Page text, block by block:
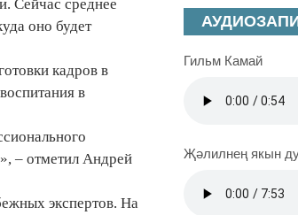
Сейчас среднее
оно будет
кадров в
в
– отметил Андрей
экспертов. На
Гильм Камай
Җәлилнең якын